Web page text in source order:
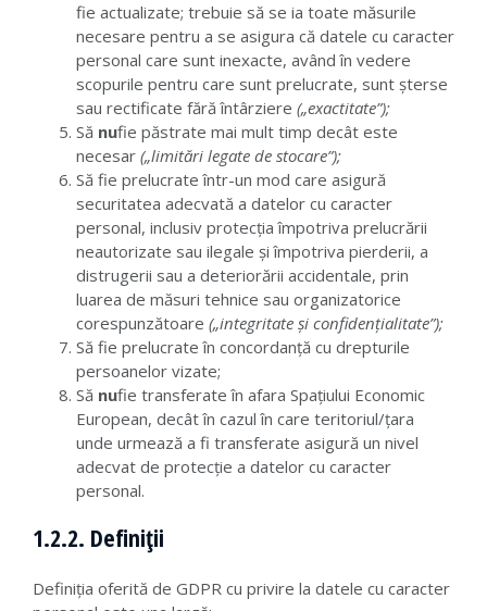
fie actualizate; trebuie să se ia toate măsurile
necesare pentru a se asigura că datele cu caracter
personal care sunt inexacte, având în vedere
scopurile pentru care sunt prelucrate, sunt șterse
sau rectificate fără întârziere („exactitate”);
Să nufie păstrate mai mult timp decât este
necesar („limitări legate de stocare”);
Să fie prelucrate într-un mod care asigură
securitatea adecvată a datelor cu caracter
personal, inclusiv protecția împotriva prelucrării
neautorizate sau ilegale și împotriva pierderii, a
distrugerii sau a deteriorării accidentale, prin
luarea de măsuri tehnice sau organizatorice
corespunzătoare („integritate și confidențialitate”);
Să fie prelucrate în concordanță cu drepturile
persoanelor vizate;
Să nufie transferate în afara Spațiului Economic
European, decât în cazul în care teritoriul/țara
unde urmează a fi transferate asigură un nivel
adecvat de protecție a datelor cu caracter
personal.
1.2.2. Definiții
Definiția oferită de GDPR cu privire la datele cu caracter